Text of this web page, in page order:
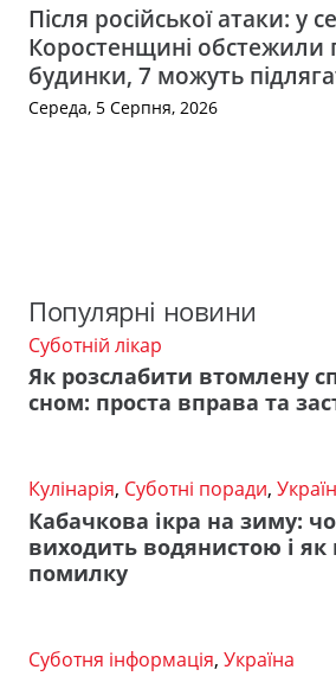
Після російської атаки: у
Коростенщині обстежили
будинки, 7 можуть
Середа, 5 Серпня, 2026
Популярні новини
Суботній лікар
Як розслабити втомлену
сном: проста вправа та
Кулінарія, Суботні поради,
Кабачкова ікра на зиму:
виходить водянистою і
помилку
Суботня інформація, Україна